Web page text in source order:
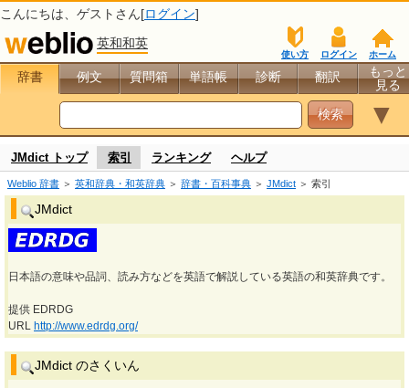
こんにちは、 ゲスト さん[ログイン]
英和和英
ホーム
ログイン
使い方
辞書 例文 質問箱 単語帳 診断 翻訳
もっと
見る
▼
JMdict トップ 索引 ランキング ヘルプ
Weblio 辞書 ＞ 英和辞典・和英辞典 ＞ 辞書・百科事典 ＞ JMdict ＞ 索引
JMdict
日本語の意味や品詞、読み方などを英語で解説している英語の和英辞典です。
提供 EDRDG
URL http://www.edrdg.org/
JMdict のさくいん